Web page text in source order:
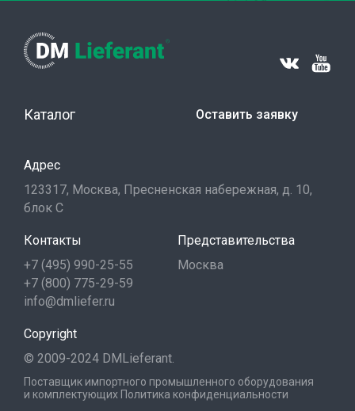
Каталог Оставить заявку
Адрес
123317, Москва, Пресненская набережная, д. 10,
блок С
Контакты
+7 (495) 990-25-55
+7 (800) 775-29-59
info@dmliefer.ru
Представительства
Москва
Copyright
© 2009-2024 DMLieferant.
Поставщик импортного промышленного оборудования
и комплектующих Политика конфиденциальности